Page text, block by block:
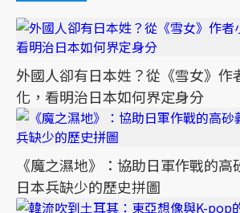
外國人卻有日本姓？從《雪女》作
化，看明治日本如何界定身分
《魔之濕地》：協助日軍作戰的
日本兵缺少的歷史拼圖